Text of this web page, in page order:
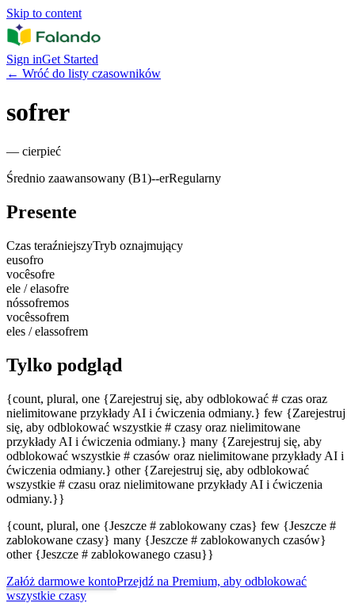
Skip to content
Sign inGet Started
← Wróć do listy czasowników
sofrer
— cierpieć
Średnio zaawansowany (B1)--erRegularny
Presente
Czas teraźniejszyTryb oznajmujący
eusofro
vocêsofre
ele / elasofre
nóssofremos
vocêssofrem
eles / elassofrem
Tylko podgląd
{count, plural, one {Zarejestruj się, aby odblokować # czas oraz
nielimitowane przykłady AI i ćwiczenia odmiany.} few {Zarejestruj
się, aby odblokować wszystkie # czasy oraz nielimitowane
przykłady AI i ćwiczenia odmiany.} many {Zarejestruj się, aby
odblokować wszystkie # czasów oraz nielimitowane przykłady AI i
ćwiczenia odmiany.} other {Zarejestruj się, aby odblokować
wszystkie # czasu oraz nielimitowane przykłady AI i ćwiczenia
odmiany.}}
{count, plural, one {Jeszcze # zablokowany czas} few {Jeszcze #
zablokowane czasy} many {Jeszcze # zablokowanych czasów}
other {Jeszcze # zablokowanego czasu}}
Załóż darmowe kontoPrzejdź na Premium, aby odblokować
wszystkie czasy